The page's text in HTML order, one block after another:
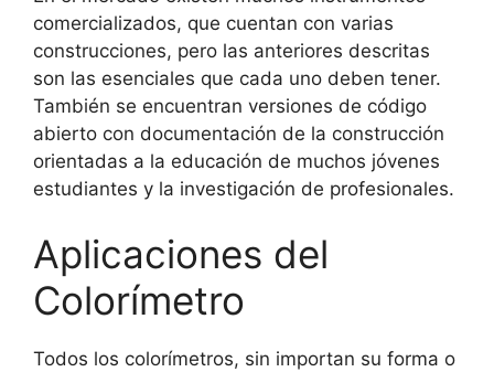
comercializados, que cuentan con varias
construcciones, pero las anteriores descritas
son las esenciales que cada uno deben tener.
También se encuentran versiones de código
abierto con documentación de la construcción
orientadas a la educación de muchos jóvenes
estudiantes y la investigación de profesionales.
Aplicaciones del
Colorímetro
Todos los colorímetros, sin importan su forma o